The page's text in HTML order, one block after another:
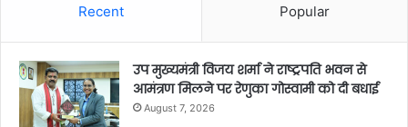
Recent Popular
उप मुख्यमंत्री विजय शर्मा ने राष्ट्रपति भवन से
आमंत्रण मिलने पर रेणुका गोस्वामी को दी बधाई
August 7, 2026